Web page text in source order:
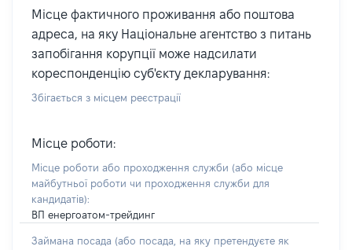
Місце фактичного проживання або поштова
адреса, на яку Національне агентство з питань
запобігання корупції може надсилати
кореспонденцію суб'єкту декларування:
Збігається з місцем реєстрації
Місце роботи:
Місце роботи або проходження служби (або місце
майбутньої роботи чи проходження служби для
кандидатів):
ВП енергоатом-трейдинг
Займана посада (або посада, на яку претендуєте як